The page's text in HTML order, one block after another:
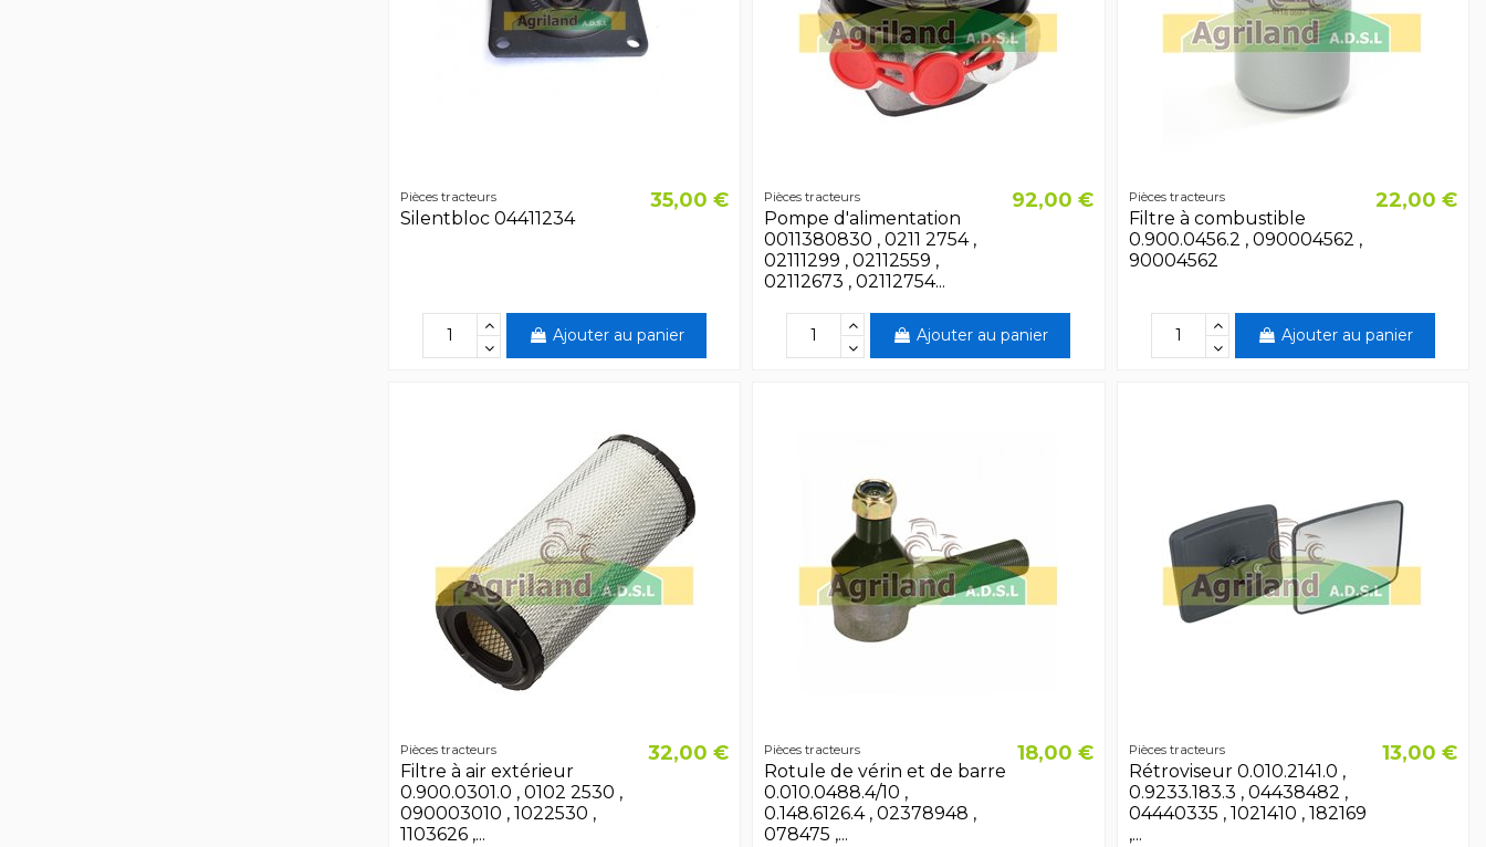
Pièces tracteurs
Silentbloc 04411234
35,00 €
Ajouter au panier
Pièces tracteurs
Pompe d'alimentation
0011380830 , 0211 2754 ,
02111299 , 02112559 ,
02112673 , 02112754...
92,00 €
Ajouter au panier
Pièces tracteurs
Filtre à combustible
0.900.0456.2 , 090004562 ,
90004562
22,00 €
Ajouter au panier
Pièces tracteurs
Filtre à air extérieur
0.900.0301.0 , 0102 2530 ,
090003010 , 1022530 ,
1103626 ,...
32,00 € Pièces tracteurs
Rotule de vérin et de barre
0.010.0488.4/10 ,
0.148.6126.4 , 02378948 ,
078475 ,...
18,00 € Pièces tracteurs
Rétroviseur 0.010.2141.0 ,
0.9233.183.3 , 04438482 ,
04440335 , 1021410 , 182169
,...
13,00 €